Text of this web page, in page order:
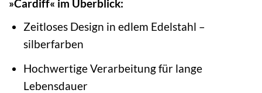
»Cardiff« im Überblick:
Zeitloses Design in edlem Edelstahl –
silberfarben
Hochwertige Verarbeitung für lange
Lebensdauer